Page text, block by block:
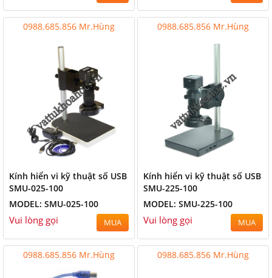
0988.685.856 Mr.Hùng
Kính hiển vi kỹ thuật số USB
SMU-025-100
MODEL: SMU-025-100
Vui lòng gọi MUA
0988.685.856 Mr.Hùng
Kính hiển vi kỹ thuật số USB
SMU-225-100
MODEL: SMU-225-100
Vui lòng gọi MUA
0988.685.856 Mr.Hùng 0988.685.856 Mr.Hùng